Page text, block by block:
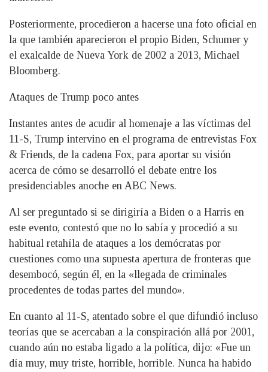
Posteriormente, procedieron a hacerse una foto oficial en
la que también aparecieron el propio Biden, Schumer y
el exalcalde de Nueva York de 2002 a 2013, Michael
Bloomberg.
Ataques de Trump poco antes
Instantes antes de acudir al homenaje a las víctimas del
11-S, Trump intervino en el programa de entrevistas Fox
& Friends, de la cadena Fox, para aportar su visión
acerca de cómo se desarrolló el debate entre los
presidenciables anoche en ABC News.
Al ser preguntado si se dirigiría a Biden o a Harris en
este evento, contestó que no lo sabía y procedió a su
habitual retahíla de ataques a los demócratas por
cuestiones como una supuesta apertura de fronteras que
desembocó, según él, en la «llegada de criminales
procedentes de todas partes del mundo».
En cuanto al 11-S, atentado sobre el que difundió incluso
teorías que se acercaban a la conspiración allá por 2001,
cuando aún no estaba ligado a la política, dijo: «Fue un
día muy, muy triste, horrible, horrible. Nunca ha habido